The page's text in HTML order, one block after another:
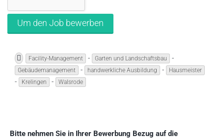
Facility-Management - Garten und Landschaftsbau -
Gebäudemanagement - handwerkliche Ausbildung - Hausmeister
- Krelingen - Walsrode
Bitte nehmen Sie in Ihrer Bewerbung Bezug auf die